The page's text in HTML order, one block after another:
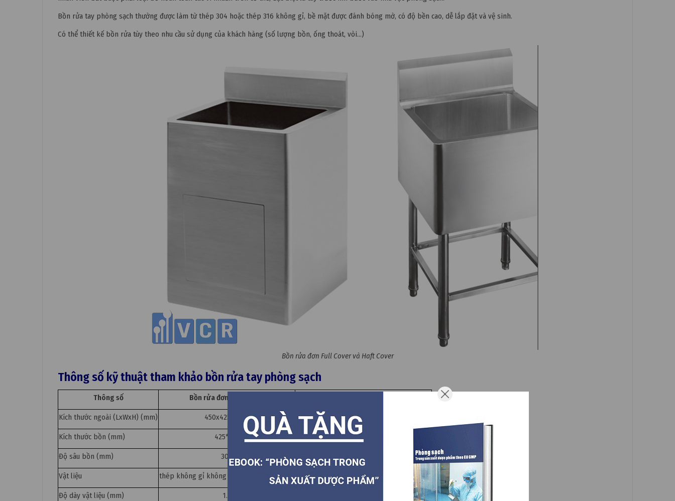
Bồn rửa tay phòng sạch thường được làm từ thép 304 hoặc thép 316 không gỉ, bề mặt được đánh bóng mờ, có độ bền cao, dễ lắp đặt và vệ sinh.
Có thể thiết kế bồn rửa tùy theo nhu cầu sử dụng của khách hàng (số lượng bồn, ống thoát, vòi…)
Bồn rửa đơn Full Cover và Haft Cover
Thông số kỹ thuật tham khảo bồn rửa tay phòng sạch
Thông số Bồn rửa đơn Half Cover
Kích thước ngoài (LxWxH) (mm) 450x425x1000 450x425x1000
Kích thước bồn (mm) 425*310 425*310
Độ sâu bồn (mm) 300 300
Vật liệu ​​thép không gỉ không từ tính 304 hoặc 316​​thép không gỉ không từ tính 304 hoặc 316
Độ dày vật liệu (mm) 1.2